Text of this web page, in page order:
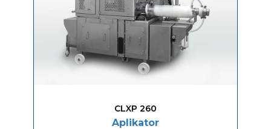
CLXP 260
Aplikator